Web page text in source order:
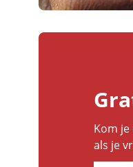
Kom
als je